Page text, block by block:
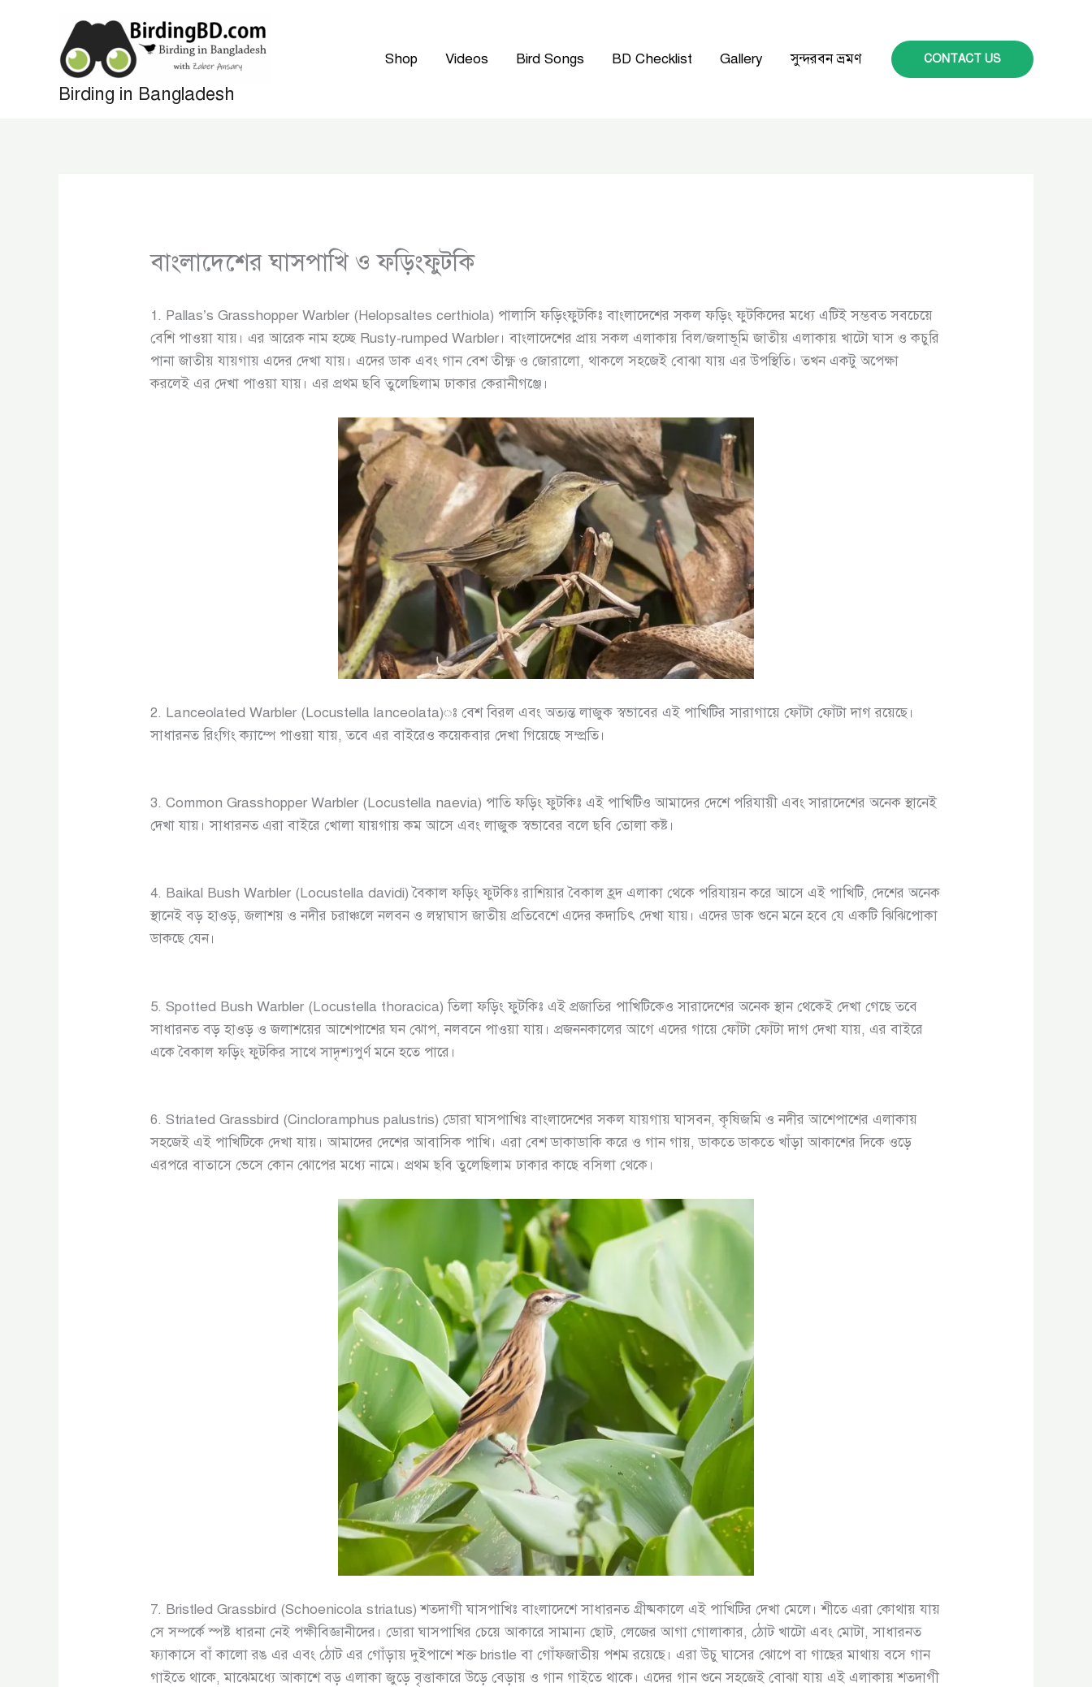
Birding in Bangladesh
Shop Videos Bird Songs BD Checklist Gallery সুন্দরবন ভ্রমণ CONTACT US
বাংলাদেশের ঘাসপাখি ও ফড়িংফুটকি
1. Pallas’s Grasshopper Warbler (Helopsaltes certhiola) পালাসি ফড়িংফুটকিঃ বাংলাদেশের সকল ফড়িং ফুটকিদের মধ্যে এটিই সম্ভবত সবচেয়ে
বেশি পাওয়া যায়। এর আরেক নাম হচ্ছে Rusty-rumped Warbler। বাংলাদেশের প্রায় সকল এলাকায় বিল/জলাভূমি জাতীয় এলাকায় খাটো ঘাস ও কচুরি
পানা জাতীয় যায়গায় এদের দেখা যায়। এদের ডাক এবং গান বেশ তীক্ষ্ণ ও জোরালো, থাকলে সহজেই বোঝা যায় এর উপস্থিতি। তখন একটু অপেক্ষা
করলেই এর দেখা পাওয়া যায়। এর প্রথম ছবি তুলেছিলাম ঢাকার কেরানীগঞ্জে।
2. Lanceolated Warbler (Locustella lanceolata)ঃ বেশ বিরল এবং অত্যন্ত লাজুক স্বভাবের এই পাখিটির সারাগায়ে ফোঁটা ফোঁটা দাগ রয়েছে।
সাধারনত রিংগিং ক্যাম্পে পাওয়া যায়, তবে এর বাইরেও কয়েকবার দেখা গিয়েছে সম্প্রতি।
3. Common Grasshopper Warbler (Locustella naevia) পাতি ফড়িং ফুটকিঃ এই পাখিটিও আমাদের দেশে পরিযায়ী এবং সারাদেশের অনেক স্থানেই
দেখা যায়। সাধারনত এরা বাইরে খোলা যায়গায় কম আসে এবং লাজুক স্বভাবের বলে ছবি তোলা কষ্ট।
4. Baikal Bush Warbler (Locustella davidi) বৈকাল ফড়িং ফুটকিঃ রাশিয়ার বৈকাল হ্রদ এলাকা থেকে পরিযায়ন করে আসে এই পাখিটি, দেশের অনেক
স্থানেই বড় হাওড়, জলাশয় ও নদীর চরাঞ্চলে নলবন ও লম্বাঘাস জাতীয় প্রতিবেশে এদের কদাচিৎ দেখা যায়। এদের ডাক শুনে মনে হবে যে একটি ঝিঝিপোকা
ডাকছে যেন।
5. Spotted Bush Warbler (Locustella thoracica) তিলা ফড়িং ফুটকিঃ এই প্রজাতির পাখিটিকেও সারাদেশের অনেক স্থান থেকেই দেখা গেছে তবে
সাধারনত বড় হাওড় ও জলাশয়ের আশেপাশের ঘন ঝোপ, নলবনে পাওয়া যায়। প্রজননকালের আগে এদের গায়ে ফোঁটা ফোঁটা দাগ দেখা যায়, এর বাইরে
একে বৈকাল ফড়িং ফুটকির সাথে সাদৃশ্যপুর্ণ মনে হতে পারে।
6. Striated Grassbird (Cincloramphus palustris) ডোরা ঘাসপাখিঃ বাংলাদেশের সকল যায়গায় ঘাসবন, কৃষিজমি ও নদীর আশেপাশের এলাকায়
সহজেই এই পাখিটিকে দেখা যায়। আমাদের দেশের আবাসিক পাখি। এরা বেশ ডাকাডাকি করে ও গান গায়, ডাকতে ডাকতে খাঁড়া আকাশের দিকে ওড়ে
এরপরে বাতাসে ভেসে কোন ঝোপের মধ্যে নামে। প্রথম ছবি তুলেছিলাম ঢাকার কাছে বসিলা থেকে।
7. Bristled Grassbird (Schoenicola striatus) শতদাগী ঘাসপাখিঃ বাংলাদেশে সাধারনত গ্রীষ্মকালে এই পাখিটির দেখা মেলে। শীতে এরা কোথায় যায়
সে সম্পর্কে স্পষ্ট ধারনা নেই পক্ষীবিজ্ঞানীদের। ডোরা ঘাসপাখির চেয়ে আকারে সামান্য ছোট, লেজের আগা গোলাকার, ঠোট খাটো এবং মোটা, সাধারনত
ফ্যাকাসে বাঁ কালো রঙ এর এবং ঠোট এর গোঁড়ায় দুইপাশে শক্ত bristle বা গোঁফজাতীয় পশম রয়েছে। এরা উচু ঘাসের ঝোপে বা গাছের মাথায় বসে গান
গাইতে থাকে, মাঝেমধ্যে আকাশে বড় এলাকা জুড়ে বৃত্তাকারে উড়ে বেড়ায় ও গান গাইতে থাকে। এদের গান শুনে সহজেই বোঝা যায় এই এলাকায় শতদাগী